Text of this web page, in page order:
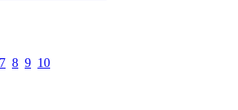
7 8 9 10